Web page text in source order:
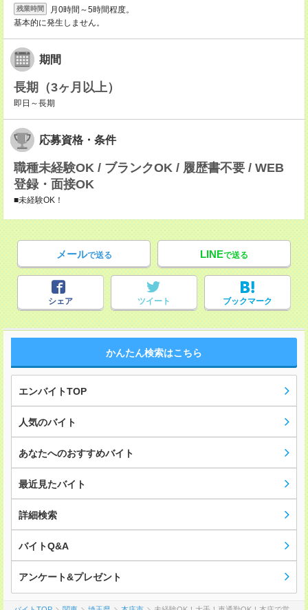
残業時間
月0時間～5時間程度。
基本的に発生しません。
期間
長期（3ヶ月以上）
即日～長期
応募資格・条件
職種未経験OK / ブランクOK / 履歴書不要 / WEB
登録・面接OK
■未経験OK！
メールで送る LINEで送る
シェア ツイート ブックマーク
かんたん検索はこちら
エンバイトTOP
人気のバイト
あなたへのおすすめバイト
最近見たバイト
詳細検索
バイトQ&A
アンケート&プレゼント